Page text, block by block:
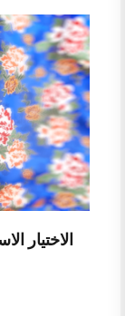
الاختيار الاستراتيجي: 1